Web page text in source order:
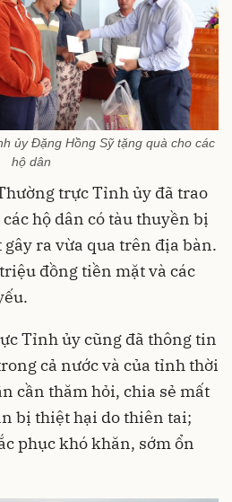
ủy Đặng Hồng Sỹ tặng quà cho các
hộ dân
trực Tỉnh ủy đã trao
hộ dân có tàu thuyền bị
ra vừa qua trên địa bàn.
đồng tiền mặt và các
Tỉnh ủy cũng đã thông tin
cả nước và của tỉnh thời
cần thăm hỏi, chia sẻ mất
bị thiệt hại do thiên tai;
phục khó khăn, sớm ổn